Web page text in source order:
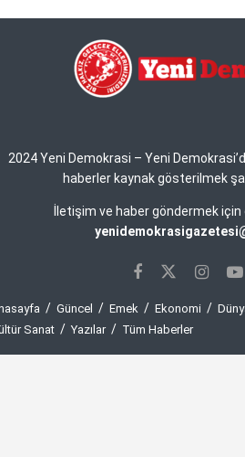
2024 Yeni Demokrasi – Yeni
haberler kaynak gösterilmek
İletişim ve haber göndermek
Güncel Emek Ekonomi
Sanat
Yazılar Tüm Haberler